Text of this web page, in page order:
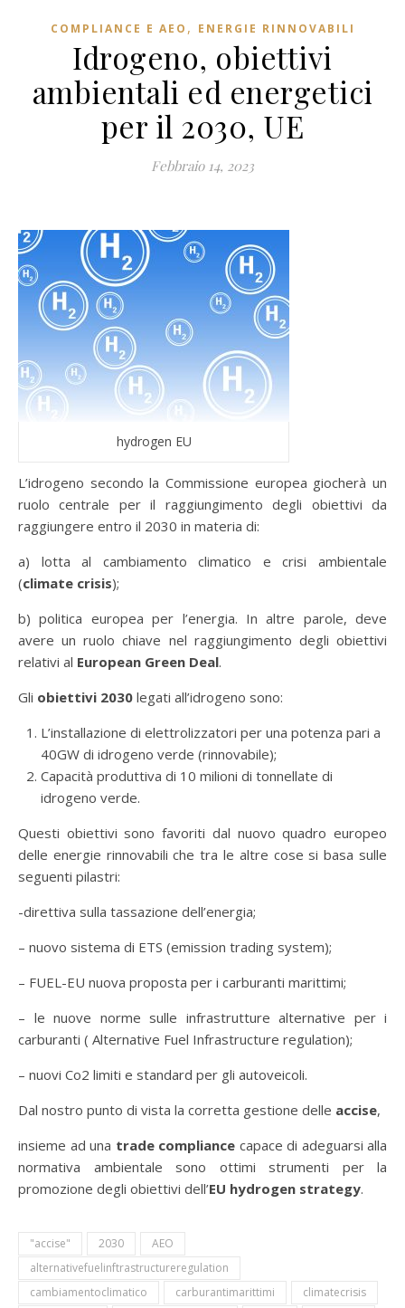
COMPLIANCE E AEO , ENERGIE RINNOVABILI
Idrogeno, obiettivi
ambientali ed energetici
per il 2030, UE
Febbraio 14, 2023
hydrogen EU
L’idrogeno secondo la Commissione europea giocherà un
ruolo centrale per il raggiungimento degli obiettivi da
raggiungere entro il 2030 in materia di:
a) lotta al cambiamento climatico e crisi ambientale
(climate crisis);
b) politica europea per l’energia. In altre parole, deve
avere un ruolo chiave nel raggiungimento degli obiettivi
relativi al European Green Deal.
Gli obiettivi 2030 legati all’idrogeno sono:
L’installazione di elettrolizzatori per una potenza pari a
40GW di idrogeno verde (rinnovabile);
Capacità produttiva di 10 milioni di tonnellate di
idrogeno verde.
Questi obiettivi sono favoriti dal nuovo quadro europeo
delle energie rinnovabili che tra le altre cose si basa sulle
seguenti pilastri:
-direttiva sulla tassazione dell’energia;
– nuovo sistema di ETS (emission trading system);
– FUEL-EU nuova proposta per i carburanti marittimi;
– le nuove norme sulle infrastrutture alternative per i
carburanti ( Alternative Fuel Infrastructure regulation);
– nuovi Co2 limiti e standard per gli autoveicoli.
Dal nostro punto di vista la corretta gestione delle accise,
insieme ad una trade compliance capace di adeguarsi alla
normativa ambientale sono ottimi strumenti per la
promozione degli obiettivi dell’EU hydrogen strategy.
"accise" 2030
AEO
alternativefuelinftrastructureregulation
cambiamentoclimatico
carburantimarittimi
climatecrisis